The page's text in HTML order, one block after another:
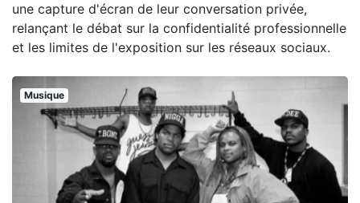
une capture d'écran de leur conversation privée,
relançant le débat sur la confidentialité professionnelle
et les limites de l'exposition sur les réseaux sociaux.
Musique